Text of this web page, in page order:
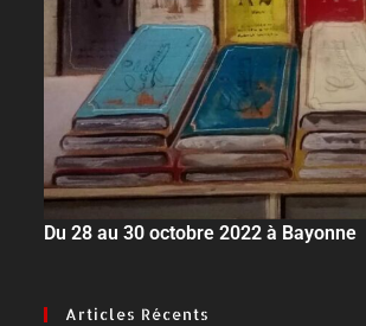
Du 28 au 30 octobre 2022 à Bayonne
Articles Récents